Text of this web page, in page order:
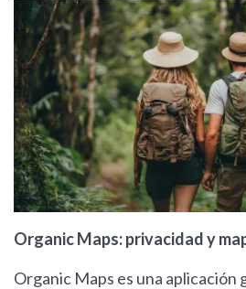
Organic Maps: privacidad y
Organic Maps es una aplicación